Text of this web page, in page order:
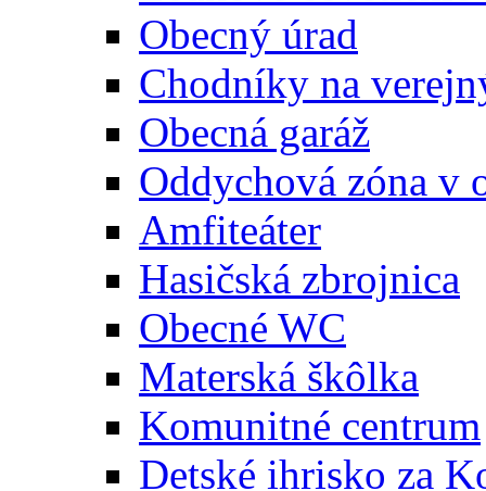
Obecný úrad
Chodníky na
Obecná garáž
Oddychová zóna v
Amfiteáter
Hasičská zbrojnica
Obecné WC
Materská škôlka
Komunitné centrum
Detské ihrisko za